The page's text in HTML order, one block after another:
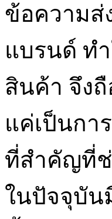
ข้อความส่
แบรนด์ ท
สินค้า จึงถื
แค่เป็นกา
ที่สำคัญที่ช่
ในปัจจุบัน